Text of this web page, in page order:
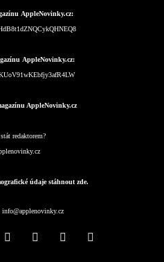
AppleNovinky.cz:
AppleNovinky.cz:
AppleNovinky.cz
redaktorem?
údaje stáhnout zde.
info@applenovinky.cz